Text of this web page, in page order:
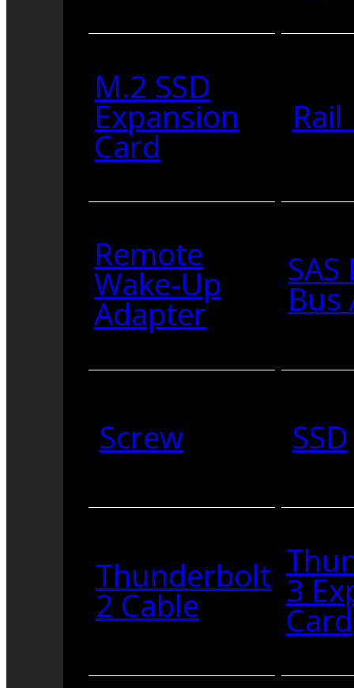
M.2 SSD
Expansion
Card
Remote
Wake-Up
Adapter Bus
Screw SSD
Thunderbolt
2 Cable 3
Card